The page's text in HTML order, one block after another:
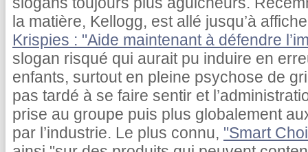
la matière, Kellogg, est allé jusqu’à
Krispies : "Aide maintenant à défendre
slogan risqué qui aurait pu induire en
enfants, surtout en pleine psychose de
pas tardé à se faire sentir et
prise au groupe puis plus globalement
par l’industrie. Le plus connu, "Smart